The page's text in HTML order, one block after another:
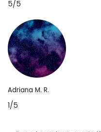
5/5
Adriana M. R.
1/5